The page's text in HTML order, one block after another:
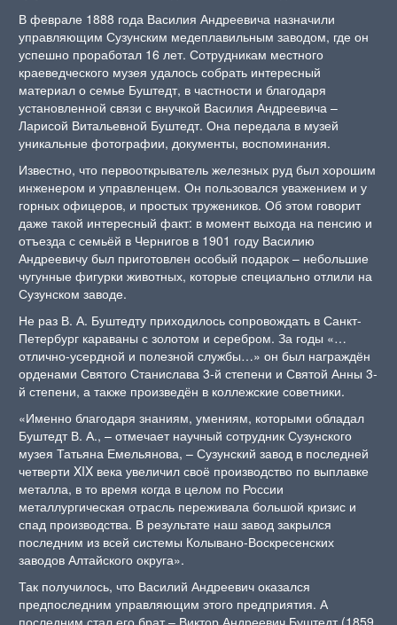
В феврале 1888 года Василия Андреевича назначили
управляющим Сузунским медеплавильным заводом, где он
успешно проработал 16 лет. Сотрудникам местного
краеведческого музея удалось собрать интересный
материал о семье Буштедт, в частности и благодаря
установленной связи с внучкой Василия Андреевича –
Ларисой Витальевной Буштедт. Она передала в музей
уникальные фотографии, документы, воспоминания.
Известно, что первооткрыватель железных руд был хорошим
инженером и управленцем. Он пользовался уважением и у
горных офицеров, и простых тружеников. Об этом говорит
даже такой интересный факт: в момент выхода на пенсию и
отъезда с семьёй в Чернигов в 1901 году Василию
Андреевичу был приготовлен особый подарок – небольшие
чугунные фигурки животных, которые специально отлили на
Сузунском заводе.
Не раз В. А. Буштедту приходилось сопровождать в Санкт-
Петербург караваны с золотом и серебром. За годы «…
отлично-усердной и полезной службы…» он был награждён
орденами Святого Станислава 3-й степени и Святой Анны 3-
й степени, а также произведён в коллежские советники.
«Именно благодаря знаниям, умениям, которыми обладал
Буштедт В. А., – отмечает научный сотрудник Сузунского
музея Татьяна Емельянова, – Сузунский завод в последней
четверти XIX века увеличил своё производство по выплавке
металла, в то время когда в целом по России
металлургическая отрасль переживала большой кризис и
спад производства. В результате наш завод закрылся
последним из всей системы Колывано-Воскресенских
заводов Алтайского округа».
Так получилось, что Василий Андреевич оказался
предпоследним управляющим этого предприятия. А